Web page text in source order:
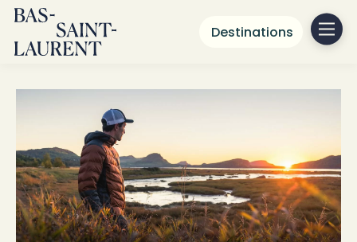
Destinations